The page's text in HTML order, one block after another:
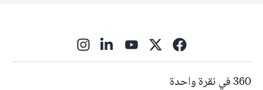
360 في نقرة واحدة